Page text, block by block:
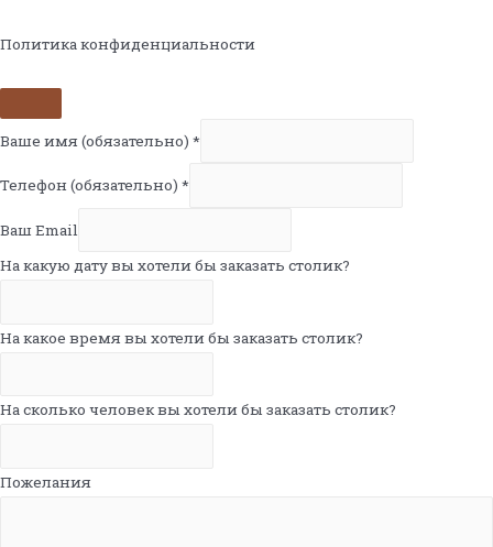
Политика конфиденциальности
Ваше имя (обязательно) *
Телефон (обязательно) *
Ваш Email
На какую дату вы хотели бы заказать столик?
На какое время вы хотели бы заказать столик?
На сколько человек вы хотели бы заказать столик?
Пожелания